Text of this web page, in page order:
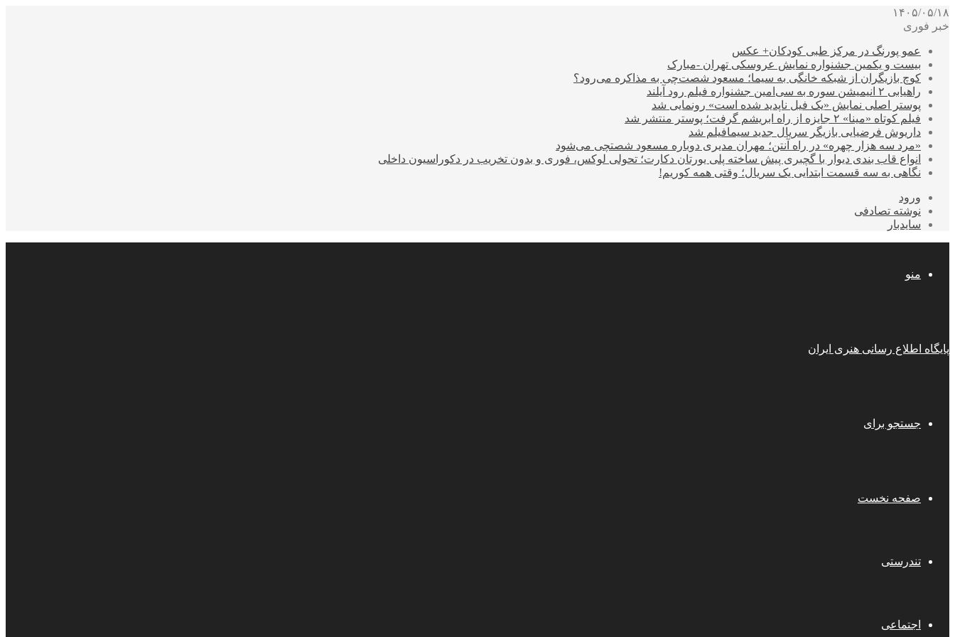
۱۴۰۵/۰۵/۱۸
خبر فوری
عمو پورنگ در مرکز طبی کودکان+ عکس
بیست و یکمین جشنواره نمایش عروسکی تهران -مبارک
کوچ بازیگران از شبکه خانگی به سیما؛ مسعود شصت‌چی به مذاکره می‌رود؟
راهیابی ۲ انیمیشن سوره به سی‌امین جشنواره فیلم رود آیلند
پوستر اصلی نمایش «یک فیل ناپدید شده است» رونمایی شد
فیلم کوتاه «مینا» ۲ جایزه از راه ابریشم گرفت؛ پوستر منتشر شد
داریوش فرضیایی بازیگر سریال جدید سیمافیلم شد
«مرد سه هزار چهره» در راه آنتن؛ مهران مدیری دوباره مسعود شصتچی می‌شود
انواع قاب بندی دیوار با گچبری پیش ساخته پلی یورتان دکارت؛ تحولی لوکس، فوری و بدون تخریب در دکوراسیون داخلی
نگاهی به سه قسمت ابتدایی یک سریال؛ وقتی همه کوریم!
ورود
نوشته تصادفی
سایدبار
منو
پایگاه اطلاع رسانی هنری ایران
جستجو برای
صفحه نخست
تندرستی
اجتماعی